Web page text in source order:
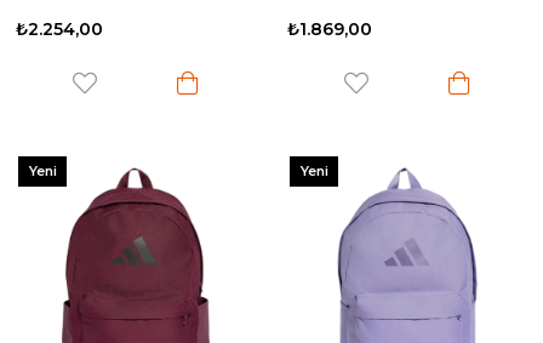
₺2.254,00 ₺1.869,00
Yeni
Yeni